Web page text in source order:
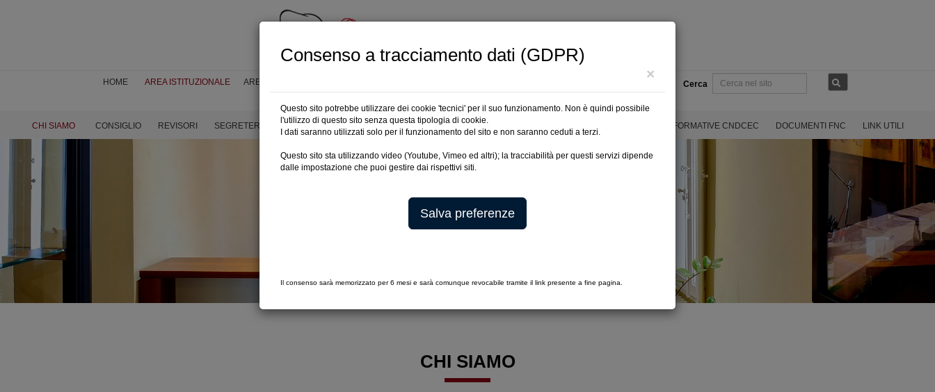
HOME AREA ISTITUZIONALE AREA FORMAZIONE Cerca
CHI SIAMO CONSIGLIO REVISORI SEGRETERIA QUOTE COMMISSIONI DISCIPLINA NORMATIVA INFORMATIVE CNDCEC DOCUMENTI FNC LINK UTILI
CHI SIAMO
Consenso a tracciamento dati (GDPR)
×
Questo sito potrebbe utilizzare dei cookie 'tecnici' per il suo funzionamento. Non è quindi possibile
l'utilizzo di questo sito senza questa tipologia di cookie.
I dati saranno utilizzati solo per il funzionamento del sito e non saranno ceduti a terzi.
Questo sito sta utilizzando video (Youtube, Vimeo ed altri); la tracciabilità per questi servizi dipende
dalle impostazione che puoi gestire dai rispettivi siti.
Salva preferenze
Il consenso sarà memorizzato per 6 mesi e sarà comunque revocabile tramite il link presente a fine pagina.